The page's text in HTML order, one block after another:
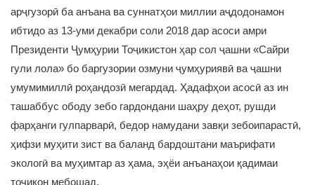
арҷгузорӣ ба анъана ва суннатҳои миллии аҷдодонамон
ибтидо аз 13-уми декабри соли 2018 дар асоси амри
Президенти Ҷумҳурии Тоҷикистон ҳар сол ҷашни «Сайри
гули лола» бо баргузории озмуни ҷумҳуриявӣ ва ҷашни
умумимиллӣ роҳандозӣ мегардад. Ҳадафҳои асосӣ аз ин
ташаббус ободу зебо гардондани шаҳру деҳот, рушди
фарҳанги гулпарварӣ, бедор намудани завқи зебоипарастӣ,
ҳифзи муҳити зист ва баланд бардоштани маърифати
экологӣ ва муҳимтар аз ҳама, эҳёи анъанаҳои қадимаи
тоҷикон мебошад.